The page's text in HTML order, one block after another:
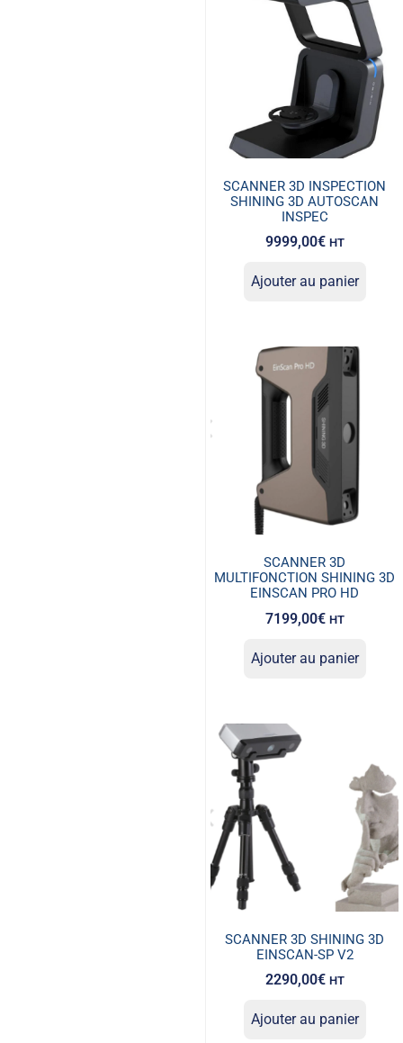
SCANNER 3D INSPECTION
SHINING 3D AUTOSCAN
INSPEC
9999,00€ HT
Ajouter au panier
SCANNER 3D
MULTIFONCTION SHINING 3D
EINSCAN PRO HD
7199,00€ HT
Ajouter au panier
SCANNER 3D SHINING 3D
EINSCAN-SP V2
2290,00€ HT
Ajouter au panier